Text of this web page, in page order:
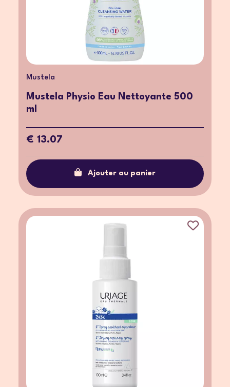
Mustela
Mustela Physio Eau Nettoyante 500
ml
€ 13.07
Ajouter au panier